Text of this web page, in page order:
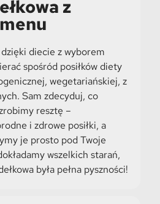
z
diecie z wyborem
spośród posiłków diety
wegetariańskiej, z
Sam zdecyduj, co
resztę –
i zdrowe posiłki, a
je prosto pod Twoje
wszelkich starań,
była pełna pyszności!